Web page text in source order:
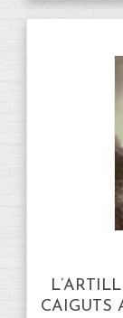
CAIGUTS